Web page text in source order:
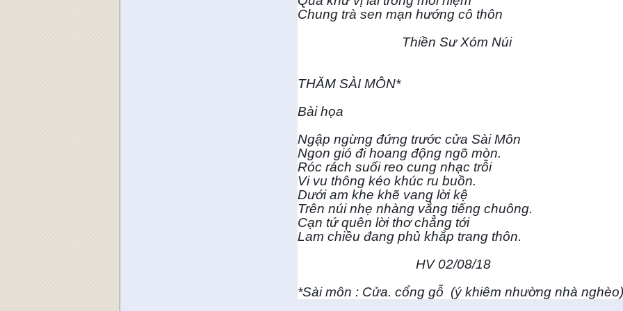
Chung trà sen mạn hướng cô thôn
Thiền Sư Xóm Núi
THĂM SÀI MÔN*
Bài họa
Ngập ngừng đứng trước cửa Sài Môn
Ngon gió đi hoang động ngõ mòn.
Róc rách suối reo cung nhạc trỗi
Vi vu thông kéo khúc ru buồn.
Dưới am khe khẽ vang lời kệ
Trên núi nhẹ nhàng vẳng tiếng chuông.
Cạn tứ quên lời thơ chẳng tới
Lam chiều đang phủ khắp trang thôn.
HV 02/08/18
*Sài môn : Cửa. cổng gỗ (ý khiêm nhường nhà